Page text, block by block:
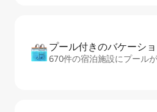
プール付きのバ⁠ケ⁠ー⁠シ⁠
670件の宿泊施設にプール